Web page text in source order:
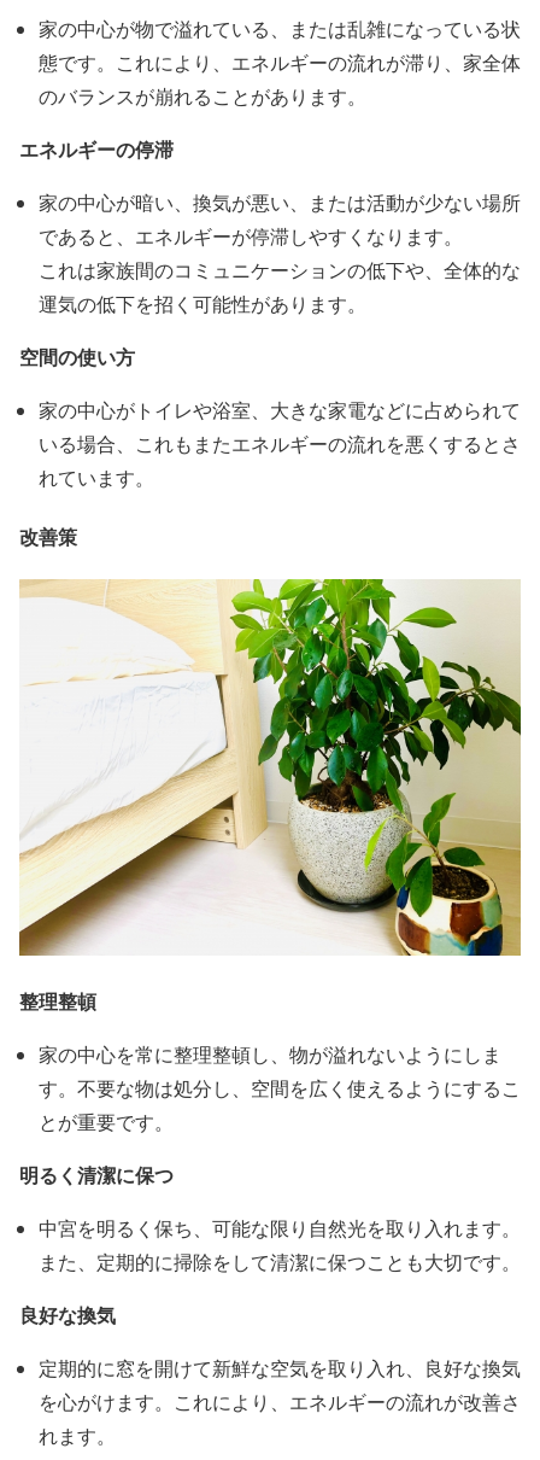
家の中心が物で溢れている、または乱雑になっている状
態です。これにより、エネルギーの流れが滞り、家全体
のバランスが崩れることがあります。
エネルギーの停滞
家の中心が暗い、換気が悪い、または活動が少ない場所
であると、エネルギーが停滞しやすくなります。
これは家族間のコミュニケーションの低下や、全体的な
運気の低下を招く可能性があります。
空間の使い方
家の中心がトイレや浴室、大きな家電などに占められて
いる場合、これもまたエネルギーの流れを悪くするとさ
れています。
改善策
整理整頓
家の中心を常に整理整頓し、物が溢れないようにしま
す。不要な物は処分し、空間を広く使えるようにするこ
とが重要です。
明るく清潔に保つ
中宮を明るく保ち、可能な限り自然光を取り入れます。
また、定期的に掃除をして清潔に保つことも大切です。
良好な換気
定期的に窓を開けて新鮮な空気を取り入れ、良好な換気
を心がけます。これにより、エネルギーの流れが改善さ
れます。